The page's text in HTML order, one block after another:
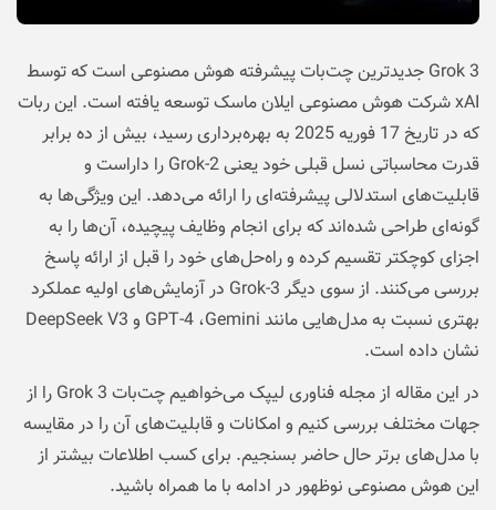
Grok 3 جدیدترین چت‌‌بات پیشرفته هوش مصنوعی است که توسط
xAI شرکت هوش مصنوعی ایلان ماسک توسعه یافته است. این ربات
که در تاریخ 17 فوریه 2025 به بهره‌برداری رسید، بیش از ده برابر
قدرت محاسباتی نسل قبلی خود یعنی Grok-2 را داراست و
قابلیت‌های استدلالی پیشرفته‌ای را ارائه می‌دهد. این ویژگی‌ها به
گونه‌ای طراحی شده‌اند که برای انجام وظایف پیچیده، آن‌ها را به
اجزای کوچکتر تقسیم کرده و راه‌حل‌های خود را قبل از ارائه پاسخ
بررسی می‌کنند. از سوی دیگر Grok-3 در آزمایش‌های اولیه عملکرد
بهتری نسبت به مدل‌هایی مانند GPT-4 ،Gemini و DeepSeek V3
نشان داده است.
در این مقاله ازمجله فناوری لیپک
می‌خواهیم چت‌بات Grok 3 را از
جهات مختلف بررسی کنیم و امکانات و قابلیت‌های آن را در مقایسه
با مدل‌های برتر حال حاضر بسنجیم. برای کسب اطلاعات بیشتر از
این هوش مصنوعی نوظهور در ادامه با ما همراه باشید.